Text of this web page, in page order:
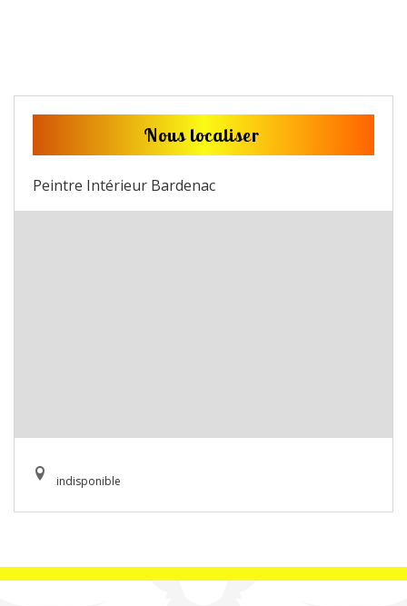
Nous localiser
Peintre Intérieur Bardenac
indisponible